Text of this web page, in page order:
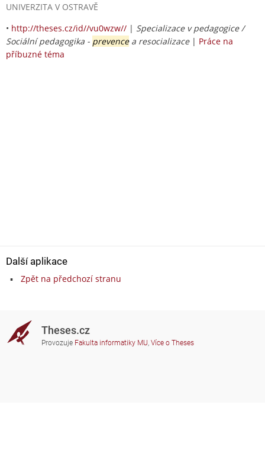
UNIVERZITA V OSTRAVĚ
• http://theses.cz/id//vu0wzw// | Specializace v pedagogice /
Sociální pedagogika - prevencea resocializace| Práce na
příbuzné téma
Další aplikace
Zpět na předchozí stranu
Theses.cz
Provozuje Fakulta informatiky MU, Více o Theses